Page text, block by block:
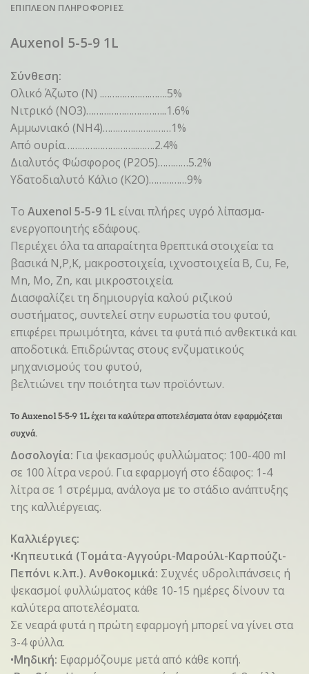
ΕΠΙΠΛΕΟΝ ΠΛΗΡΟΦΟΡΙΕΣ
Auxenol 5-5-9 1L
Σύνθεση:
Oλικό Άζωτο (N) .……………….…….5%
Νιτρικό (ΝΟ3)…………………………..1.6%
Αμμωνιακό (ΝΗ4)………………………1%
Από ουρία………………………..…….2.4%
Διαλυτός Φώσφορος (P2O5)…………5.2%
Υδατοδιαλυτό Kάλιο (Κ2Ο)……………9%
Το Auxenol 5-5-9 1L είναι πλήρες υγρό λίπασμα-
ενεργοποιητής εδάφους.
Περιέχει όλα τα απαραίτητα θρεπτικά στοιχεία: τα
βασικά Ν,Ρ,Κ, μακροστοιχεία, ιχνοστοιχεία B, Cu, Fe,
Mn, Mo, Zn, και μικροστοιχεία.
Διασφαλίζει τη δημιουργία καλού ριζικού
συστήματος, συντελεί στην ευρωστία του φυτού,
επιφέρει πρωιμότητα, κάνει τα φυτά πιό ανθεκτικά και
αποδοτικά. Επιδρώντας στους ενζυματικούς
μηχανισμούς του φυτού,
βελτιώνει την ποιότητα των προϊόντων.
Το Auxenol 5-5-9 1L έχει τα καλύτερα αποτελέσματα όταν εφαρμόζεται
συχνά.
Δοσολογία: Για ψεκασμούς φυλλώματος: 100-400 ml
σε 100 λίτρα νερού. Για εφαρμογή στο έδαφος: 1-4
λίτρα σε 1 στρέμμα, ανάλογα με το στάδιο ανάπτυξης
της καλλιέργειας.
Καλλιέργιες:
•Κηπευτικά (Τομάτα-Αγγούρι-Μαρούλι-Καρπούζι-
Πεπόνι κ.λπ.). Ανθοκομικά: Συχνές υδρολιπάνσεις ή
ψεκασμοί φυλλώματος κάθε 10-15 ημέρες δίνουν τα
καλύτερα αποτελέσματα.
Σε νεαρά φυτά η πρώτη εφαρμογή μπορεί να γίνει στα
3-4 φύλλα.
•Mηδική: Εφαρμόζουμε μετά από κάθε κοπή.